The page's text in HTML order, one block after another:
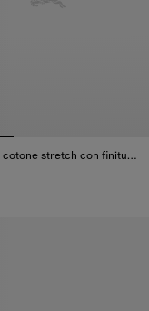
€550.00
T-shirt in cotone stretch con finiture Check